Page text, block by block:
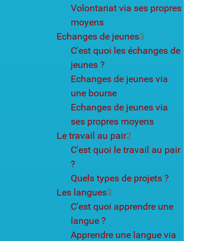
Volontariat via ses propres
moyens
Echanges de jeunes3
C'est quoi les échanges de
jeunes ?
Echanges de jeunes via
une bourse
Echanges de jeunes via
ses propres moyens
Le travail au pair2
C'est quoi le travail au pair
?
Quels types de projets ?
Les langues3
C'est quoi apprendre une
langue ?
Apprendre une langue via